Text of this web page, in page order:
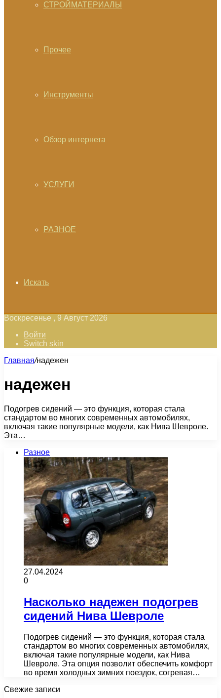
СТРОЙМАТЕРИАЛЫ
Прочее
Инструменты
Обзор интернета
УСЛУГИ
РАЗНОЕ
Искать
Воскресенье , 9 Август 2026
Войти
Switch skin
Главная/надежен
надежен
Подогрев сидений — это функция, которая стала
стандартом во многих современных автомобилях,
включая такие популярные модели, как Нива Шевроле.
Эта…
Разное
27.04.2024
0
Насколько надежен подогрев
сидений Нива Шевроле
Подогрев сидений — это функция, которая стала
стандартом во многих современных автомобилях,
включая такие популярные модели, как Нива
Шевроле. Эта опция позволит обеспечить комфорт
во время холодных зимних поездок, согревая…
Свежие записи